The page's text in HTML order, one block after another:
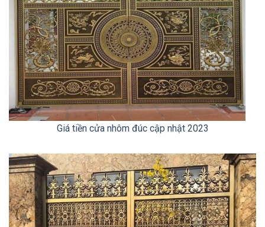
Giá tiền cửa nhôm đúc cập nhật 2023